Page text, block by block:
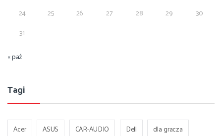
24
25 26 27 28 29
30
31
« paź
Tagi
Acer ASUS CAR-AUDIO Dell
dla gracza